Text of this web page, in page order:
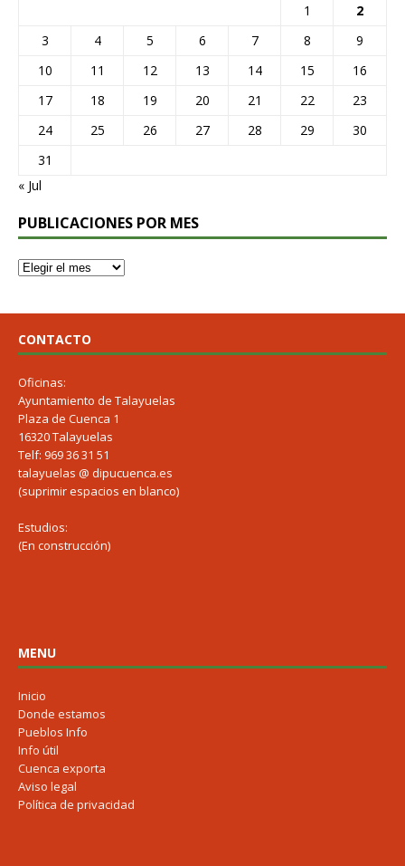
1
2
3
4 5 6 7 8
9
10
11 12 13 14 15
16
17
18 19 20 21 22
23
24
25 26 27 28 29
30
31
« Jul
PUBLICACIONES POR MES
CONTACTO
Oficinas:
Ayuntamiento de Talayuelas
Plaza de Cuenca 1
16320 Talayuelas
Telf: 969 36 31 51
talayuelas @ dipucuenca.es
(suprimir espacios en blanco)
Estudios:
(En construcción)
MENU
Inicio
Donde estamos
Pueblos Info
Info útil
Cuenca exporta
Aviso legal
Política de privacidad